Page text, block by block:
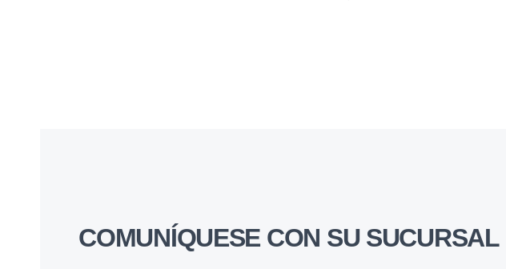
COMUNÍQUESE CON SU SUCURSAL